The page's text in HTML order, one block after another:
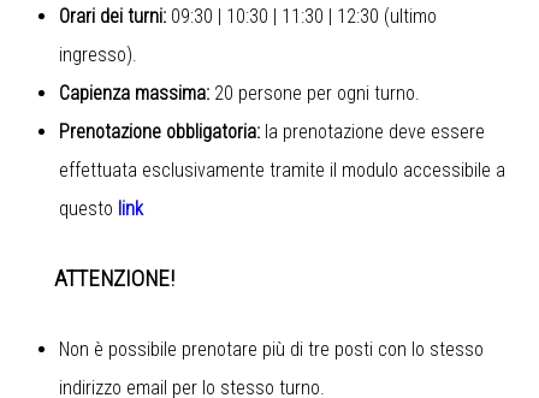
Orari dei turni: 09:30 | 10:30 | 11:30 | 12:30 (ultimo
ingresso).
Capienza massima: 20 persone per ogni turno.
Prenotazione obbligatoria: la prenotazione deve essere
effettuata esclusivamente tramite il modulo accessibile a
questo link
ATTENZIONE!
Non è possibile prenotare più di tre posti con lo stesso
indirizzo email per lo stesso turno.